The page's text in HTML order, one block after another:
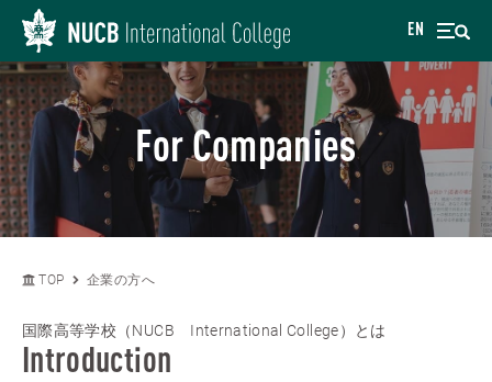
EN
For Companies
TOP 企業の方へ
国際高等学校（NUCB International College）とは
Introduction